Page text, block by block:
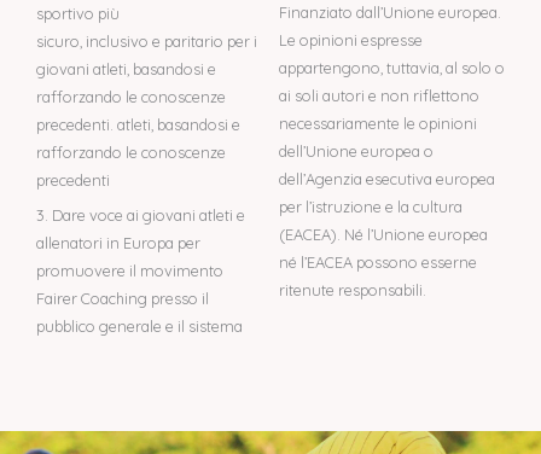
sportivo più
sicuro, inclusivo e paritario per i
giovani atleti, basandosi e
rafforzando le conoscenze
precedenti. atleti, basandosi e
rafforzando le conoscenze
precedenti
3. Dare voce ai giovani atleti e
allenatori in Europa per
promuovere il movimento
Fairer Coaching presso il
pubblico generale e il sistema
Finanziato dall’Unione europea.
Le opinioni espresse
appartengono, tuttavia, al solo o
ai soli autori e non riflettono
necessariamente le opinioni
dell’Unione europea o
dell’Agenzia esecutiva europea
per l’istruzione e la cultura
(EACEA). Né l’Unione europea
né l’EACEA possono esserne
ritenute responsabili.